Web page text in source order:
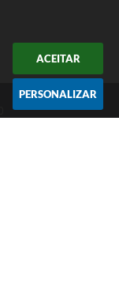
ACEITAR
PERSONALIZAR